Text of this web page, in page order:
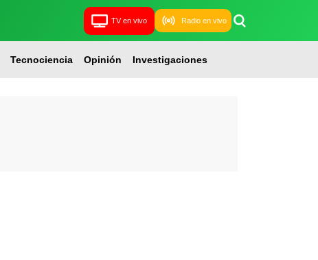
TV en vivo Radio en vivo
Tecnociencia Opinión Investigaciones